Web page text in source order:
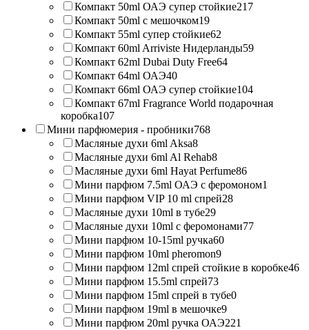
Компакт 50ml ОАЭ супер стойкие217
Компакт 50ml с мешочком19
Компакт 55ml супер стойкие62
Компакт 60ml Arriviste Нидерланды59
Компакт 62ml Dubai Duty Free64
Компакт 64ml ОАЭ40
Компакт 66ml ОАЭ супер стойкие104
Компакт 67ml Fragrance World подарочная
коробка107
Мини парфюмерия - пробники768
Масляные духи 6ml Aksa8
Масляные духи 6ml Al Rehab8
Масляные духи 6ml Hayat Perfume86
Мини парфюм 7.5ml ОАЭ с феромоном1
Мини парфюм VIP 10 ml спрей28
Масляные духи 10ml в тубе29
Масляные духи 10ml с феромонами77
Мини парфюм 10-15ml ручка60
Мини парфюм 10ml pheromon9
Мини парфюм 12ml спрей стойкие в коробке46
Мини парфюм 15.5ml спрей73
Мини парфюм 15ml спрей в тубе0
Мини парфюм 19ml в мешочке9
Мини парфюм 20ml ручка ОАЭ221